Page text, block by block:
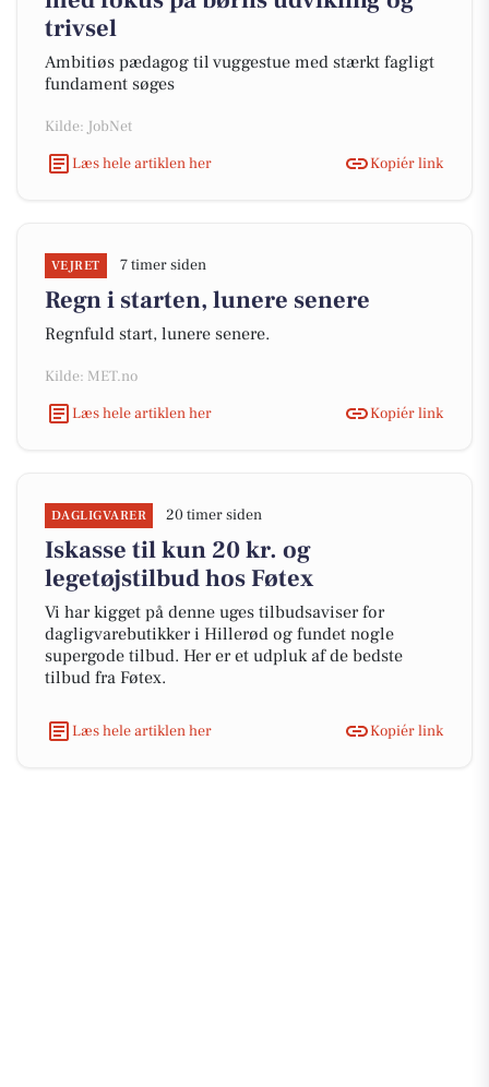
trivsel
Ambitiøs pædagog til vuggestue med stærkt fagligt
fundament søges
Kilde: JobNet
Læs hele artiklen her
Kopiér link
VEJRET 7 timer siden
Regn i starten, lunere senere
Regnfuld start, lunere senere.
Kilde: MET.no
Læs hele artiklen her
Kopiér link
DAGLIGVARER 20 timer siden
Iskasse til kun 20 kr. og
legetøjstilbud hos Føtex
Vi har kigget på denne uges tilbudsaviser for
dagligvarebutikker i Hillerød og fundet nogle
supergode tilbud. Her er et udpluk af de bedste
tilbud fra Føtex.
Læs hele artiklen her Kopiér link